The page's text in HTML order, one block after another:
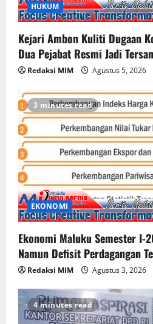
HUKUM
Kejari Ambon Kuliti Dugaan
Dua Pejabat Resmi Jadi
Redaksi MIM Agustus 5, 2026
3 minutes read
EKONOMI
Ekonomi Maluku Semester I-
Namun Defisit Perdagangan
Redaksi MIM Agustus 3, 2026
4 minutes read